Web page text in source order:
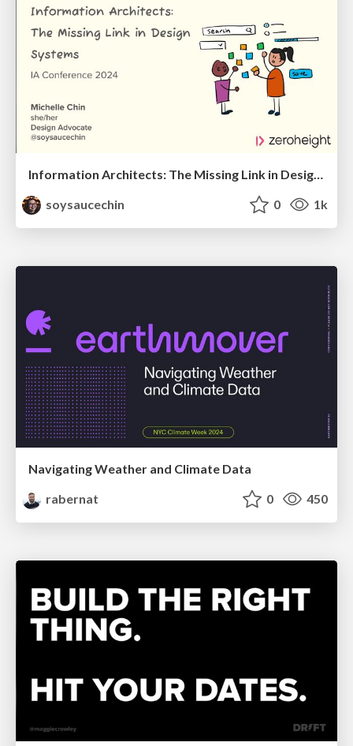
Information Architects: The Missing Link in Design Systems
soysaucechin
0 1k
Navigating Weather and Climate Data
rabernat
0 450